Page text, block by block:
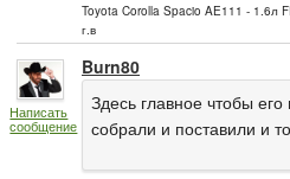
Toyota Corolla Spacio AE111 - 1.6л
г.в
Написать
сообщение
Burn80
Здесь главное чтобы
собрали и поставили и